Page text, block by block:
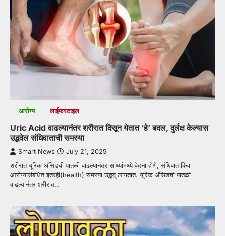
आरोग्य लाईफस्टाइल
Uric Acid वाढल्यानंतर शरीरात दिसून येतात ‘हे’ बदल, दुर्लक्ष केल्यास
उद्भवेल संधिवाताची समस्या
Smart News July 21, 2025
शरीरात यूरिक अ‍ॅसिडची पातळी वाढल्यानंतर सांध्यांमध्ये वेदना होणे, संधिवात किंवा
आरोग्यासंबंधित इतरही(health) समस्या उद्भवू लागतात. यूरिक अ‍ॅसिडची पातळी
वाढल्यानंतर शरीरात…